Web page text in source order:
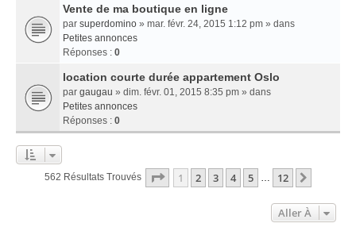
Vente de ma boutique en ligne
par superdomino » mar. févr. 24, 2015 1:12 pm » dans
Petites annonces
Réponses : 0
location courte durée appartement Oslo
par gaugau » dim. févr. 01, 2015 8:35 pm » dans
Petites annonces
Réponses : 0
562 Résultats Trouvés Page 1Sur
1 2 3 4 5 … 12
Aller À